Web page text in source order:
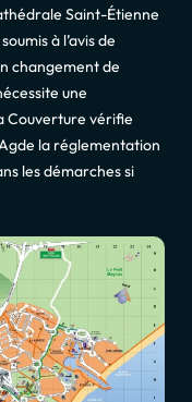
Saint-Étienne
à l’avis de
changement de
une
Couverture vérifie
la réglementation
les démarches si